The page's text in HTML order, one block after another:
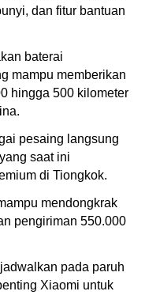
dan fitur bantuan
baterai
mampu memberikan
hingga 500 kilometer
pesaing langsung
saat ini
di Tiongkok.
mendongkrak
pengiriman 550.000
pada paruh
Xiaomi untuk